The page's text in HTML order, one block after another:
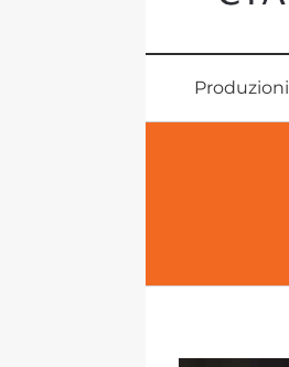
Produzioni